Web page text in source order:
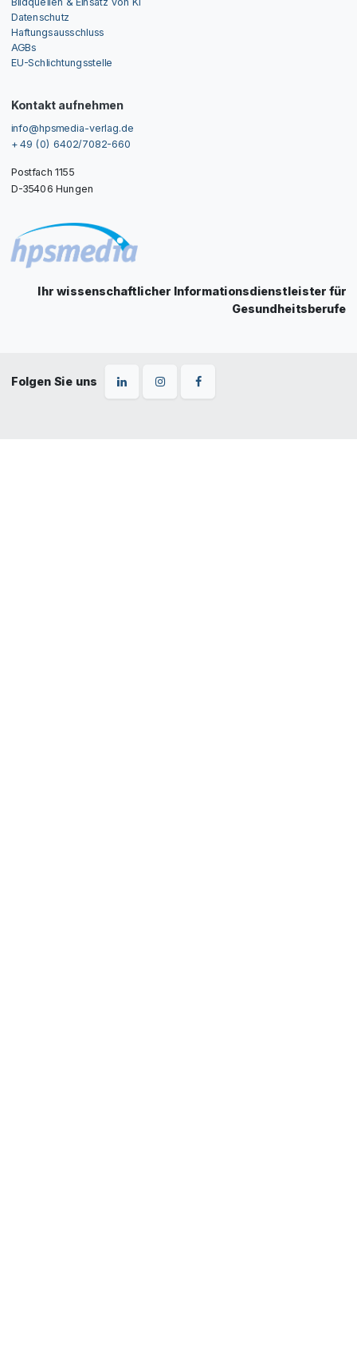
Datenschutz
Haftungsausschluss
AGBs
EU-Schlichtungsstelle
Kontakt aufnehmen
info@hpsmedia-verlag.de
+ 49 (0) 6402/7082-660
Postfach 1155
D-35406 Hungen
Ihr wissenschaftlicher Informationsdienstleister für
Gesundheitsberufe
Folgen Sie uns